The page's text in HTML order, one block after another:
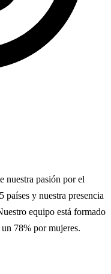
nuestra pasión por el
países y nuestra presencia
equipo está formado
78% por mujeres.